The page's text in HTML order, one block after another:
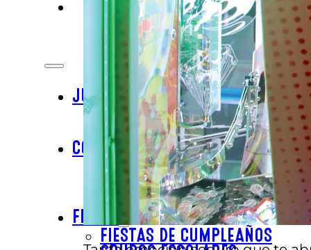
JUGAR
DIVERSIÓN BAJO TECHO
DIVERSIÓN AL AIRE LIBRE
COMER
BAR & PARRILLA
REVL
BUFÉ LIBRE
FIESTA
FIESTAS DE CUMPLEAÑOS